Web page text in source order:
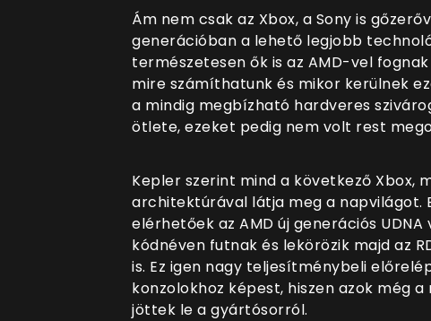
Ám nem csak az Xbox, a Sony is
generációban a lehető legjobb
természetesen ők is az AMD-vel
mire számíthatunk és mikor kerülnek
a mindig megbízható hardveres
ötlete, ezeket pedig nem volt rest
Kepler szerint mind a következő Xbox,
architektúrával látja meg a napvilágot.
elérhetőek az AMD új generációs
kódnéven futnak és lekörözik majd az
is. Ez igen nagy teljesítménybeli
konzolokhoz képest, hiszen azok még
jöttek le a gyártósorról.